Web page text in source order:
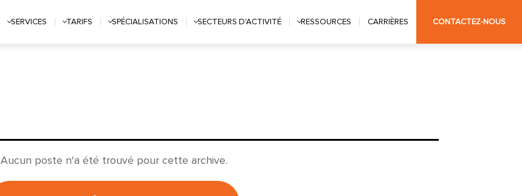
SERVICES TARIFS SPÉCIALISATIONS SECTEURS D'ACTIVITÉ RESSOURCES CARRIÈRES CONTACTEZ-NOUS
Aucun poste n'a été trouvé pour cette archive.